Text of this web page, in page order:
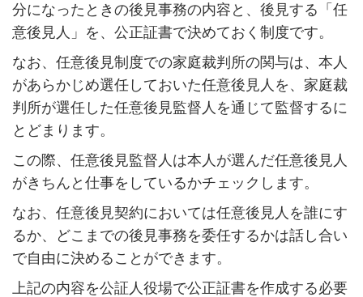
分になったときの後見事務の内容と、後見する「任
意後見人」を、公正証書で決めておく制度です。
なお、任意後見制度での家庭裁判所の関与は、本人
があらかじめ選任しておいた任意後見人を、家庭裁
判所が選任した任意後見監督人を通じて監督するに
とどまります。
この際、任意後見監督人は本人が選んだ任意後見人
がきちんと仕事をしているかチェックします。
なお、任意後見契約においては任意後見人を誰にす
るか、どこまでの後見事務を委任するかは話し合い
で自由に決めることができます。
上記の内容を公証人役場で公正証書を作成する必要